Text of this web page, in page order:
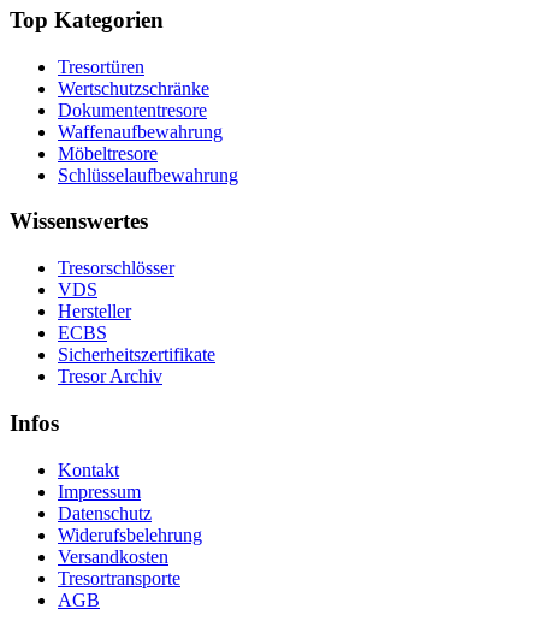
Top Kategorien
Tresortüren
Wertschutzschränke
Dokumententresore
Waffenaufbewahrung
Möbeltresore
Schlüsselaufbewahrung
Wissenswertes
Tresorschlösser
VDS
Hersteller
ECBS
Sicherheitszertifikate
Tresor Archiv
Infos
Kontakt
Impressum
Datenschutz
Widerufsbelehrung
Versandkosten
Tresortransporte
AGB